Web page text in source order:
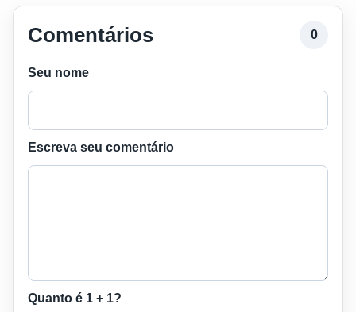
Comentários 0
Seu nome
Escreva seu comentário
Quanto é 1 + 1?